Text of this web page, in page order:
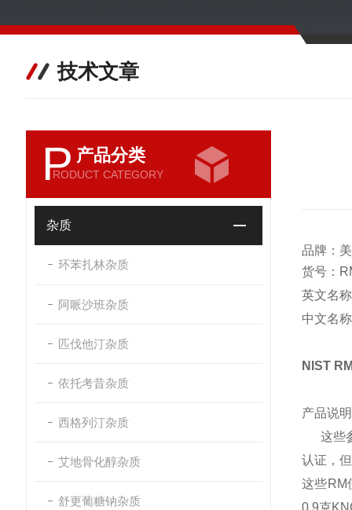
技术文章
P 产品分类
RODUCT CATEGORY
杂质
环苯扎林杂质
阿哌沙班杂质
匹伐他汀杂质
依托考昔杂质
西格列汀杂质
艾地骨化醇杂质
舒更葡糖钠杂质
品牌：
货号：
英文名
中文名
NIST
产品说
这些
认证，
这些RM
0.9克